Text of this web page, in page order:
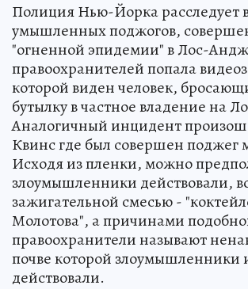
Полиция Нью-Йорка расследует
умышленных поджогов,
"огненной эпидемии" в Лос-
правоохранителей попала
которой виден человек,
бутылку в частное владение на
Аналогичный инцидент
Квинс где был совершен поджег
Исходя из пленки, можно
злоумышленники действовали,
зажигательной смесью -
Молотова", а причинами
правоохранители называют
почве которой злоумышленники
действовали.